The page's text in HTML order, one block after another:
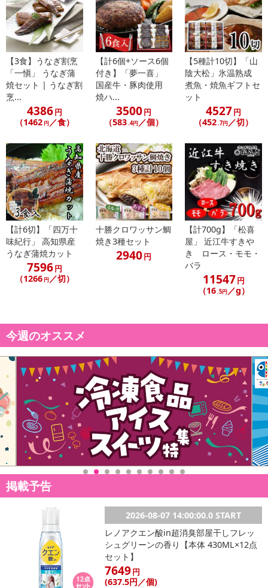
ます。
※お客様のご都合でお受取りいただけない場合、商品の再発送や返
金はいたしかねます。
また、お届け日時のご指定は、お受けできません。宅配業者からの
不在票にてご対応ください。
※発送予定日は前後する場合がございます。また商品によって発送
日が異なります。
※dショッピングサンプル百貨店よりお届けする商品は、ご利用いた
だいた後のご感想をいただくことを目的としており、転売等は固く
転売等、目的以外での利用が確認された場合は、サービス利用を停
止させていただきます。
【配送伝票番号について】
※こちらの商品については商品の発送完了後、
配送伝票番号がマイページに表示されない場合もございます。予
めご了承ください。
発送日カレンダー
■
その他共通および商品カテゴリー別注意事項（※必ずご確認くだ
さい）
こちらの情報は2026-07-09 14:08:36.0での情報となります。
【3食】うなぎ割烹
「一愼」 うなぎ蒲
焼セット | うなぎ割
烹...
4386円
（1462 円／食）
【計6個+ソース6個
付き】「夢一喜」
国産牛・豚肉使用
焼ハ...
3500円
（583.4円／個）
【5種計10切】「山
陰大松」氷温熟成
煮魚・焼魚ギフトセ
ット
4527円
（452.7円／切）
【計6切】「四万十
味紀行」 高知県産
うなぎ蒲焼カット
7596円
（1266 円／切）
十勝クロワッサン鯛
焼き3種セット
2940円
【計700g】「松喜
屋」 近江牛すきや
き ロース・モモ・
バラ
11547円
（16.5円／g）
今週のオススメ
掲載予告
2026-08-07 14:00:00.0 START
レノアクエン酸in超消臭部屋干しフレッ
シュグリーンの香り【本体 430ML×12点
セット】
7649円
(637.5円 ／個)